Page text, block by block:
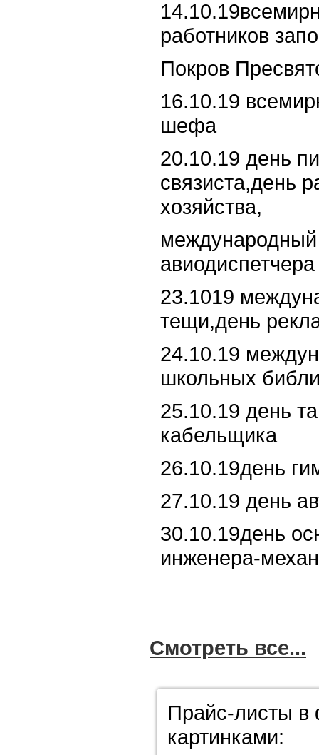
работников
Покров
16.10.19
шефа
20.10.19 день
связиста,день
хозяйства,
авиодиспетчера
23.1019
тещи,день
24.10.19
школьных
25.10.19 день
кабельщика
26.10.19день
27.10.19 день
30.10.19день
инженера-
Смотреть все...
Прайс-листы в
картинками: